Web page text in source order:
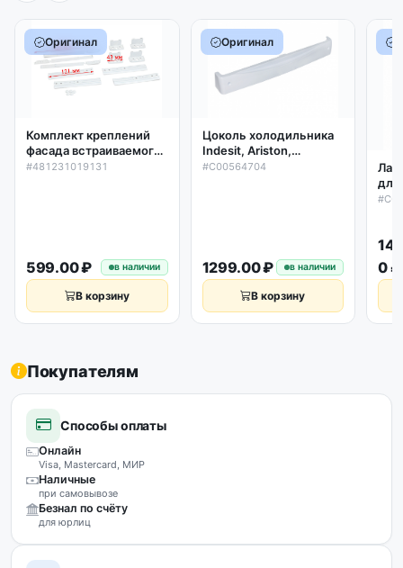
Оригинал
Комплект креплений
фасада встраиваемого
холодильника Indesit,
#481231019131
599.00 ₽ в наличии
В корзину
Оригинал
Цоколь холодильника
Indesit, Ariston,
Whirlpool,
#C00564704
1299.00 ₽ в наличии
В корзину
для
0 ₽
Покупателям
Способы оплаты
Онлайн
Visa, Mastercard, МИР
Наличные
при самовывозе
Безнал по счёту
для юрлиц